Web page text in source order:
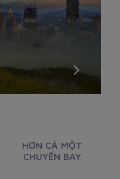
HƠN CẢ MỘT
CHUYẾN BAY